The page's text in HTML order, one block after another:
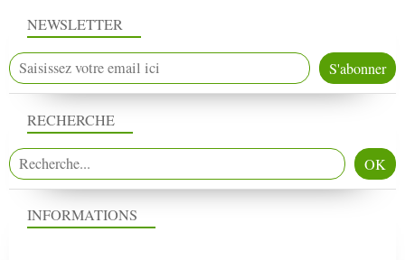
NEWSLETTER
RECHERCHE
INFORMATIONS